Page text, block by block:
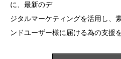
に、最新のデ
ジタルマーケティングを活用し、
ンドユーザー様に届ける為の支援